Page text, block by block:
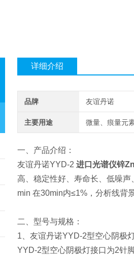
详细介绍
品牌 友谊丹诺
主要用途 微量、痕量元
一、产品介绍：
友谊丹诺YYD-2 进口光谱仪锌
高、稳定性好、寿命长、低噪声
min 在30min内≤1%，分析线背
二、型号与规格：
1、友谊丹诺YYD-2型空心阴极
YYD-2型空心阴极灯接口为2针